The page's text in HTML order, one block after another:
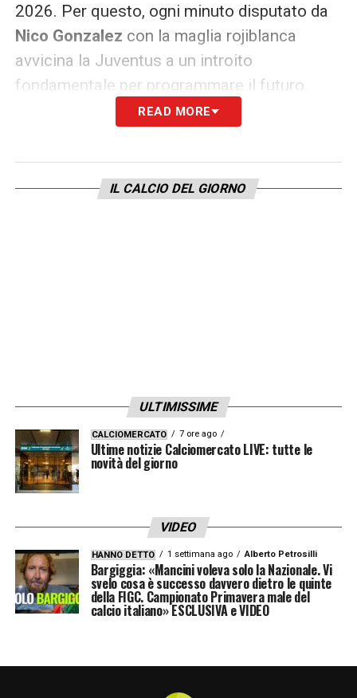
2026. Per questo, ogni minuto disputato da
Nico Gonzalez con la maglia rojiblanca
avvicina la Juventus a un introito
fondamentale per programmare il futuro.
LEGGI ANCHE >>> Ultime notizie
partita dopo partita, perché il suo minutaggio
inciderà direttamente sulle strategie di
mercato della Juventus.
In un momento in cui ogni scelta è calibrata
al millimetro, il casoNico Gonzalez
diventa una delle questioni più
strategiche dell’intero panorama bianconero.
LA PLAYLIST DELLE NOSTRE TOP NEWS
READ MORE
IL CALCIO DEL GIORNO
ULTIMISSIME
CALCIOMERCATO 7 ore ago
Ultime notizie Calciomercato LIVE: tutte le
novità del giorno
VIDEO
HANNO DETTO 1 settimana ago Alberto Petrosilli
Bargiggia: «Mancini voleva solo la Nazionale. Vi
svelo cosa è successo davvero dietro le quinte
della FIGC. Campionato Primavera male del
calcio italiano» ESCLUSIVA e VIDEO